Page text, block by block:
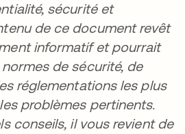
sécurité et
de ce document revêt
informatif et pourrait
de sécurité, de
réglementations les plus
problèmes pertinents.
conseils, il vous revient de